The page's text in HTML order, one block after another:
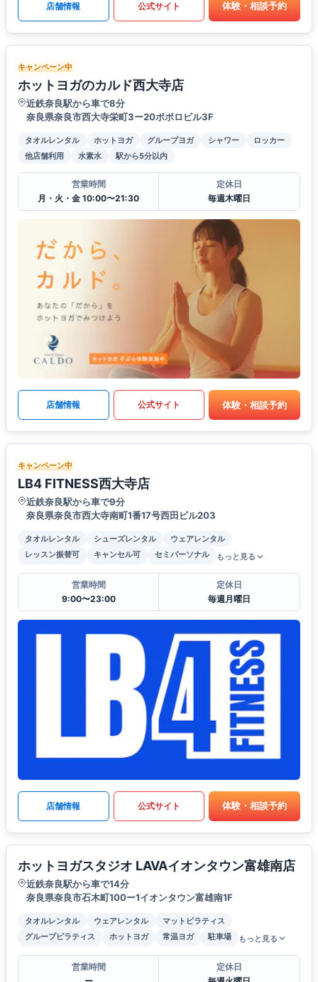
店舗情報 公式サイト 体験・相談予約
キャンペーン中
ホットヨガのカルド西大寺店
近鉄奈良駅から車で8分
奈良県奈良市西大寺栄町3ー20ポポロビル3F
タオルレンタル ホットヨガ グループヨガ シャワー
ロッカー
他店舗利用
水素水 駅から5分以内
営業時間
月・火・金 10:00〜21:30
定休日
毎週木曜日
店舗情報 公式サイト 体験・相談予約
キャンペーン中
LB4 FITNESS西大寺店
近鉄奈良駅から車で9分
奈良県奈良市西大寺南町1番17号西田ビル203
タオルレンタル シューズレンタル
ウェアレンタル
レッスン振替可
キャンセル可 セミパーソナル もっと見る
営業時間
9:00〜23:00
定休日
毎週月曜日
店舗情報 公式サイト 体験・相談予約
ホットヨガスタジオ LAVAイオンタウン富雄南店
近鉄奈良駅から車で14分
奈良県奈良市石木町100ー1イオンタウン富雄南1F
タオルレンタル ウェアレンタル
マットピラティス
グループピラティス
ホットヨガ 常温ヨガ 駐車場 もっと見る
営業時間
定休日